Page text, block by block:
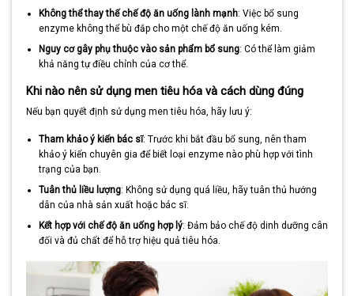
Không thể thay thế chế độ ăn uống lành mạnh: Việc bổ sung
enzyme không thể bù đắp cho một chế độ ăn uống kém.
Nguy cơ gây phụ thuộc vào sản phẩm bổ sung: Có thể làm giảm
khả năng tự điều chỉnh của cơ thể.
Khi nào nên sử dụng men tiêu hóa và cách dùng đúng
Nếu bạn quyết định sử dụng men tiêu hóa, hãy lưu ý:
Tham khảo ý kiến bác sĩ: Trước khi bắt đầu bổ sung, nên tham
khảo ý kiến chuyên gia để biết loại enzyme nào phù hợp với tình
trạng của bạn.
Tuân thủ liều lượng: Không sử dụng quá liều, hãy tuân thủ hướng
dẫn của nhà sản xuất hoặc bác sĩ.
Kết hợp với chế độ ăn uống hợp lý: Đảm bảo chế độ dinh dưỡng cân
đối và đủ chất để hỗ trợ hiệu quả tiêu hóa.